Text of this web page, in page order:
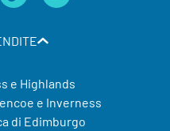
e Highlands
e Inverness
di Edimburgo